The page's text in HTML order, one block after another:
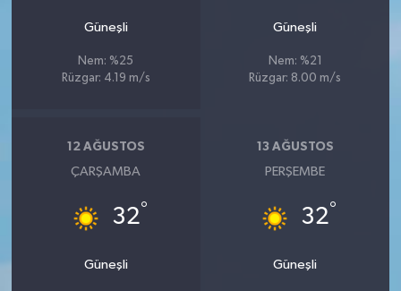
Güneşli
Nem: %25
Rüzgar: 4.19 m/s
Güneşli
Nem: %21
Rüzgar: 8.00 m/s
12 AĞUSTOS
ÇARŞAMBA
32°
Güneşli
13 AĞUSTOS
PERŞEMBE
32°
Güneşli